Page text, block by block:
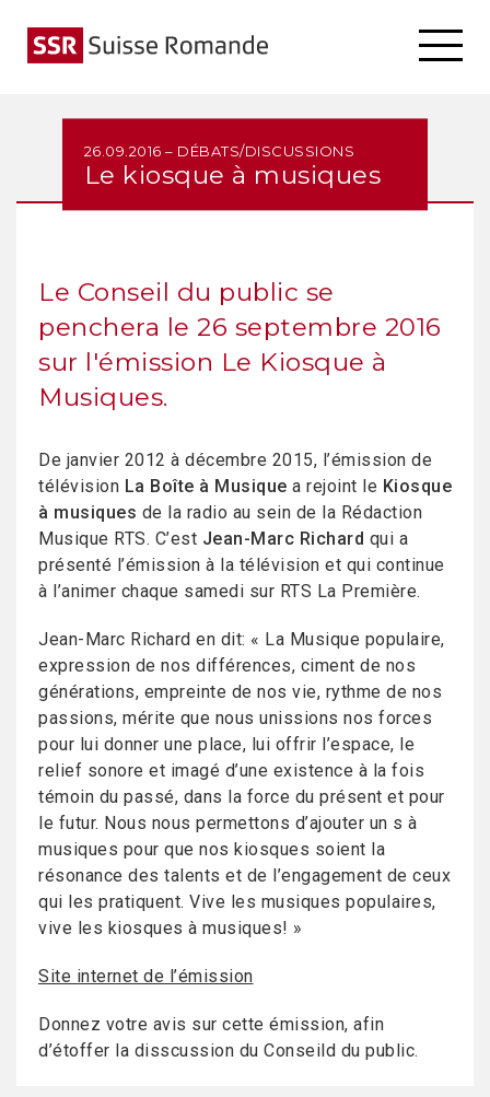
26.09.2016 – DÉBATS/DISCUSSIONS
Le kiosque à musiques
Le Conseil du public se
penchera le 26 septembre 2016
sur l'émission Le Kiosque à
Musiques.
De janvier 2012 à décembre 2015, l’émission de
télévision La Boîte à Musique a rejoint le Kiosque
à musiques de la radio au sein de la Rédaction
Musique RTS. C’est Jean-Marc Richard qui a
présenté l’émission à la télévision et qui continue
à l’animer chaque samedi sur RTS La Première.
Jean-Marc Richard en dit: « La Musique populaire,
expression de nos différences, ciment de nos
générations, empreinte de nos vie, rythme de nos
passions, mérite que nous unissions nos forces
pour lui donner une place, lui offrir l’espace, le
relief sonore et imagé d’une existence à la fois
témoin du passé, dans la force du présent et pour
le futur. Nous nous permettons d’ajouter un s à
musiques pour que nos kiosques soient la
résonance des talents et de l’engagement de ceux
qui les pratiquent. Vive les musiques populaires,
vive les kiosques à musiques! »
Site internet de l’émission
Donnez votre avis sur cette émission, afin
d’étoffer la disscussion du Conseild du public.